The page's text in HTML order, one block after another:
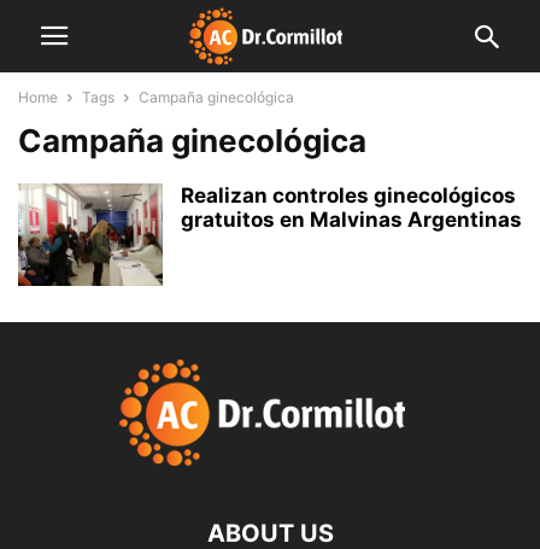
Home Tags Campaña ginecológica
Campaña ginecológica
Realizan controles ginecológicos
gratuitos en Malvinas Argentinas
ABOUT US